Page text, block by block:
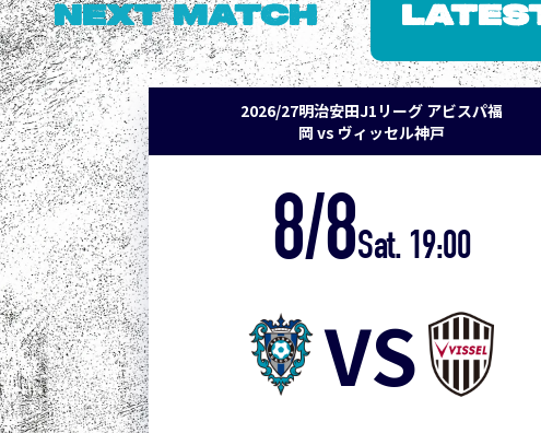
NEXT MATCH
2026/27明治安田J1リーグ アビスパ福
岡 vs ヴィッセル神戸
8/8Sat. 19:00
VS